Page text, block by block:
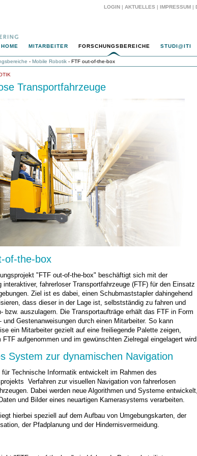
LOGIN | AKTUELLES | IMPRESSUM |
HOME MITARBEITER FORSCHUNGSBEREICHE STUDI@ITI
- Mobile Robotik - FTF out-of-the-box
Transportfahrzeuge
of-the-box
"FTF out-of-the-box" beschäftigt sich mit der
interaktiver, fahrerloser Transportfahrzeuge (FTF) für den Einsatz
Ziel ist es dabei, einen Schubmaststapler dahingehend
dass dieser in der Lage ist, selbstständig zu fahren und
bzw. auszulagern. Die Transportaufträge erhält das FTF in Form
und Gestenanweisungen durch einen Mitarbeiter. So kann
ein Mitarbeiter gezielt auf eine freiliegende Palette zeigen,
FTF aufgenommen und im gewünschten Zielregal eingelagert
System zur dynamischen Navigation
für Technische Informatik entwickelt im Rahmen des
Verfahren zur visuellen Navigation von fahrerlosen
Dabei werden neue Algorithmen und Systeme
und Bilder eines neuartigen Kamerasystems verarbeiten.
hierbei speziell auf dem Aufbau von Umgebungskarten, der
der Pfadplanung und der Hindernisvermeidung.